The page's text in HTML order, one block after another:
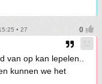
• 27
van op kan lepelen..
kunnen we het